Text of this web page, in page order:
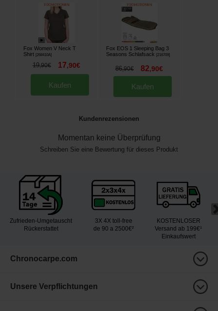
Fox Women V Neck T
Shirt [268410A]
19,90€ 17,90€
Kaufen
Fox EOS 1 Sleeping Bag 3
Seasons Schlafsack
[216709]
86,90€ 82,90€
Kaufen
Kundenrezensionen
Momentan keine Überprüfung
Schreiben Sie eine Bewertung für dieses Produkt
Zufrieden-Umgetauscht
Rückerstattet
3X 4X toll-free
de 90 a 2500€²
KOSTENLOSER
Versand ab 199€¹
Einkaufswert
Chronocarpe.com
Unsere Verpflichtungen